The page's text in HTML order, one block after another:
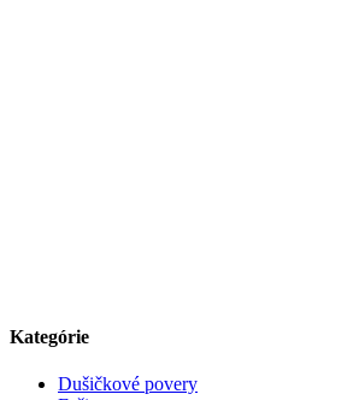
Kategórie
Dušičkové povery